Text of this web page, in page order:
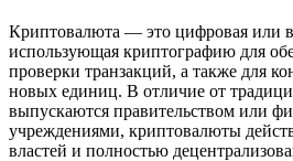
Криптовалюта — это цифровая или
использующая криптографию для
проверки транзакций, а также для
новых единиц. В отличие от
выпускаются правительством или
учреждениями, криптовалюты
властей и полностью